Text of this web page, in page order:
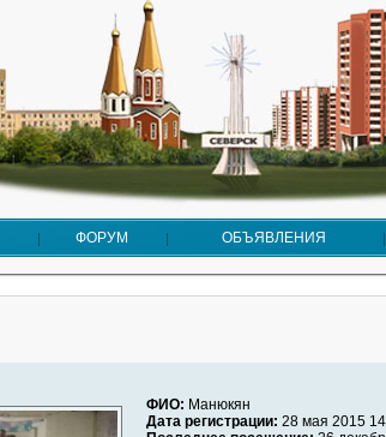
ФОРУМ ОБЪЯВЛЕНИЯ
ФИО: Манюкян
Дата регистрации: 28 мая 2015